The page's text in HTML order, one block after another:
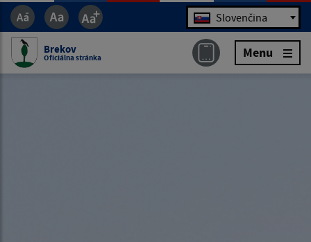
Jazyk Slovenčina
Brekov
Oficiálna stránka Menu